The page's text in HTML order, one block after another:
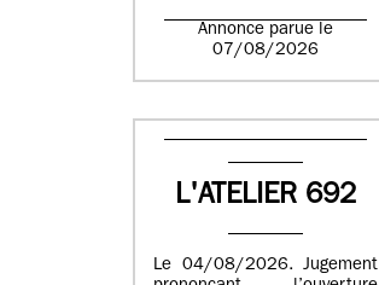
Annonce parue le
07/08/2026
L'ATELIER 692
Le 04/08/2026. Jugement